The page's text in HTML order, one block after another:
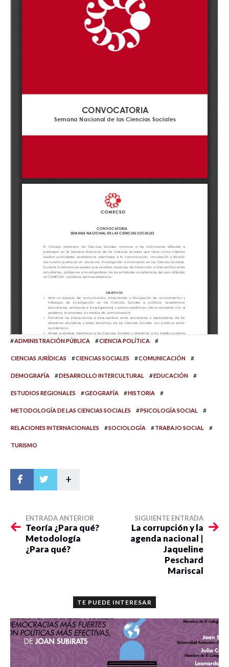
#ADMINISTRACIÓN PÚBLICA #CIENCIA POLÍTICA #
CIENCIAS JURÍDICAS #CIENCIAS SOCIALES #COMUNICACIÓN #
DEMOGRAFÍA #DESARROLLO INTERCULTURAL #EDUCACIÓN #
ESTUDIOS REGIONALES #GEOGRAFÍA #HISTORIA #
METODOLOGÍA DE LAS CIENCIAS SOCIALES #PSICOLOGÍA SOCIAL #
RELACIONES INTERNACIONALES #SOCIOLOGÍA #TRABAJO SOCIAL #
TURISMO
+
ENTRADA ANTERIOR
Teoría ¿Para qué?
Metodología
¿Para qué?
SIGUIENTE ENTRADA
La corrupción y la
agenda nacional |
Jaqueline
Peschard
Mariscal
TE PUEDE INTERESAR